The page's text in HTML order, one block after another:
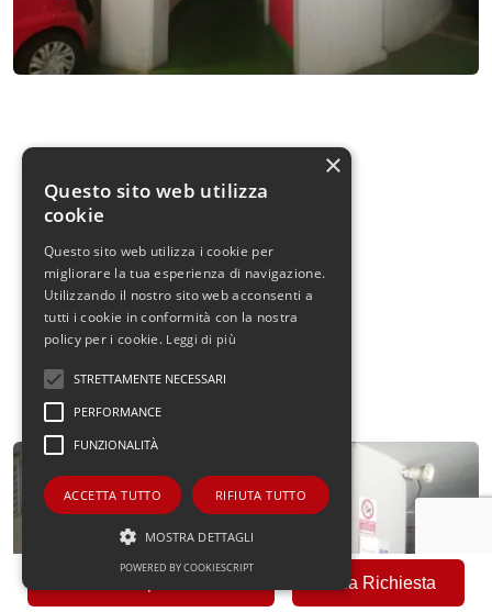
Invia Richiesta
×
Questo sito web utilizza
cookie
Questo sito web utilizza i cookie per
migliorare la tua esperienza di navigazione.
Utilizzando il nostro sito web acconsenti a
tutti i cookie in conformità con la nostra
policy per i cookie. Leggi di più
STRETTAMENTE NECESSARI
PERFORMANCE
FUNZIONALITÀ
ACCETTA TUTTO RIFIUTA TUTTO
MOSTRA DETTAGLI
POWERED BY COOKIESCRIPT